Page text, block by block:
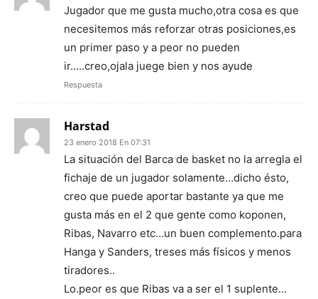
Jugador que me gusta mucho,otra cosa es que
necesitemos más reforzar otras posiciones,es
un primer paso y a peor no pueden
ir…..creo,ojala juege bien y nos ayude
Respuesta
Harstad
23 enero 2018 En 07:31
La situación del Barca de basket no la arregla el
fichaje de un jugador solamente…dicho ésto,
creo que puede aportar bastante ya que me
gusta más en el 2 que gente como koponen,
Ribas, Navarro etc…un buen complemento.para
Hanga y Sanders, treses más físicos y menos
tiradores..
Lo.peor es que Ribas va a ser el 1 suplente…